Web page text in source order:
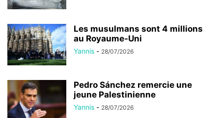
Les musulmans sont 4 millions
au Royaume-Uni
Yannis - 28/07/2026
Pedro Sánchez remercie une
jeune Palestinienne
Yannis - 28/07/2026